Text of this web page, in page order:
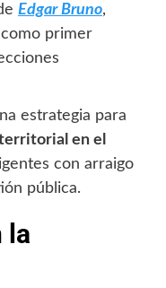
Edgar Bruno,
primer
estrategia para
en el
con arraigo
pública.
la